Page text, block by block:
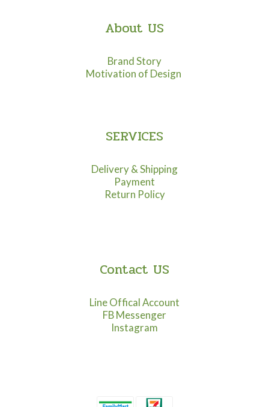
About US
Brand Story
Motivation of Design
SERVICES
Delivery & Shipping
Payment
Return Policy
Contact US
Line Offical Account
FB Messenger
Instagram